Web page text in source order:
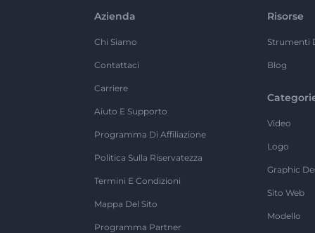
Azienda
Chi Siamo
Contattaci
Carriere
Aiuto E Supporto
Programma Di Affiliazione
Politica Sulla Riservatezza
Termini E Condizioni
Mappa Del Sito
Programma Partner
Risorse
Strumenti
Blog
Video
Logo
Graphic
Sito Web
Modello